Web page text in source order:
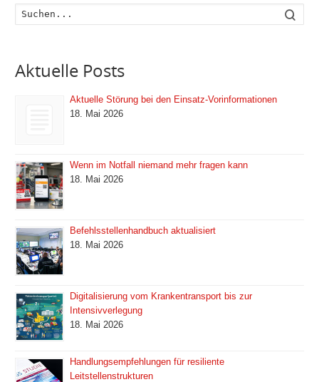
Aktuelle Posts
Aktuelle Störung bei den Einsatz-Vorinformationen
18. Mai 2026
Wenn im Notfall niemand mehr fragen kann
18. Mai 2026
Befehlsstellenhandbuch aktualisiert
18. Mai 2026
Digitalisierung vom Krankentransport bis zur
Intensivverlegung
18. Mai 2026
Handlungsempfehlungen für resiliente
Leitstellenstrukturen